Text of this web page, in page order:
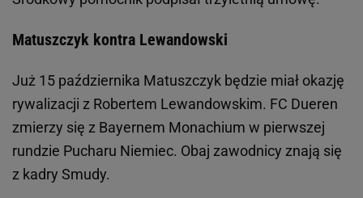
Matuszczyk kontra Lewandowski
Już 15 października Matuszczyk będzie miał okazję
rywalizacji z Robertem Lewandowskim. FC Dueren
zmierzy się z Bayernem Monachium w pierwszej
rundzie Pucharu Niemiec. Obaj zawodnicy znają się
z kadry Smudy.